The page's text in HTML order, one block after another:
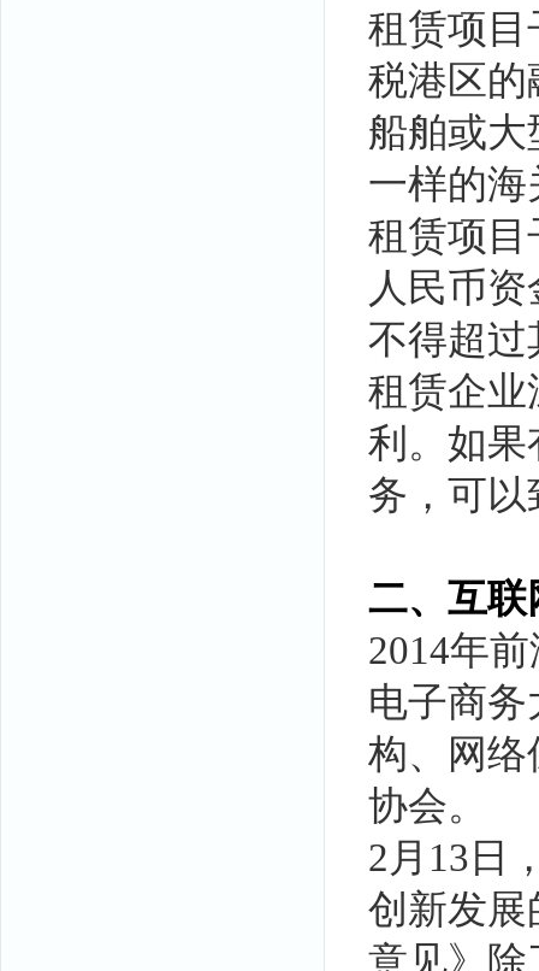
租赁项目
税港区的
船舶或
一样的
租赁项目
人民币
不得超过
租赁企业
利。如果
务，可以
二、互联
2014年
电子商
构、网络
协会。
2月13日
创新发展
意见》除